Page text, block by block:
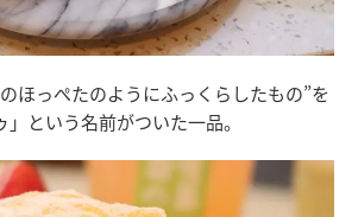
ほっぺたのようにふっくらしたもの”を
という名前がついた一品。